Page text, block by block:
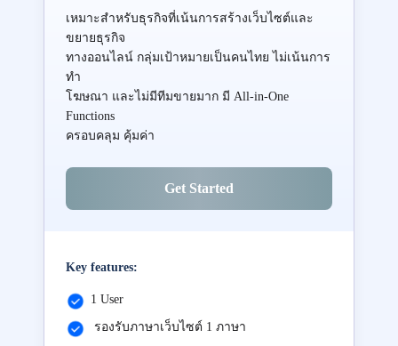
เหมาะสำหรับธุรกิจที่เน้นการสร้างเว็บไซต์และ
ขยายธุรกิจ
ทางออนไลน์ กลุ่มเป้าหมายเป็นคนไทย ไม่เน้นการ
ทำ
โฆษณา และไม่มีทีมขายมาก มี All-in-One
Functions
ครอบคลุม คุ้มค่า
Get Started
Key features:
1 User
รองรับภาษาเว็บไซต์ 1 ภาษา